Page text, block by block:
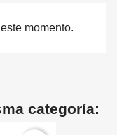
momento.
categoría: